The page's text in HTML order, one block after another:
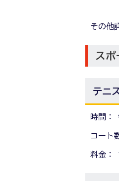
その他
ス
テニ
時間：
コート
料金：